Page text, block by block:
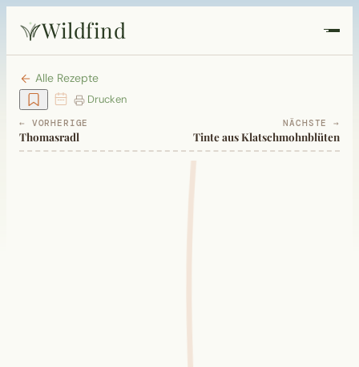
Wildfind
Startseite
Pflanzen
Alle Rezepte
Drucken
← VORHERIGE
Thomasradl
NÄCHSTE →
Tinte aus Klatschmohnblüten